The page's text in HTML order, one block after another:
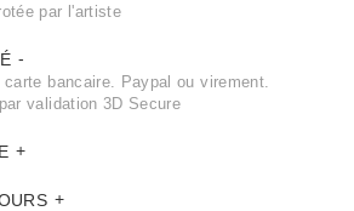
par l'artiste
bancaire. Paypal ou virement.
validation 3D Secure